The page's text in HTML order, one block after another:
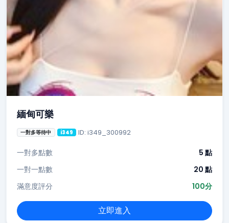
緬甸可樂
一對多等待中 i349 ID: i349_300992
一對多點數
5 點
一對一點數
20 點
滿意度評分
100分
立即進入